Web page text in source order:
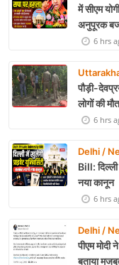
में सीएम
अनुपूरक
6 hrs
पौड़ी-
लोगों की मौत
6 hrs
Delhi /
Bill: दिल्ली
नया कानून
6 hrs
Delhi /
पीएम मोदी
बताया